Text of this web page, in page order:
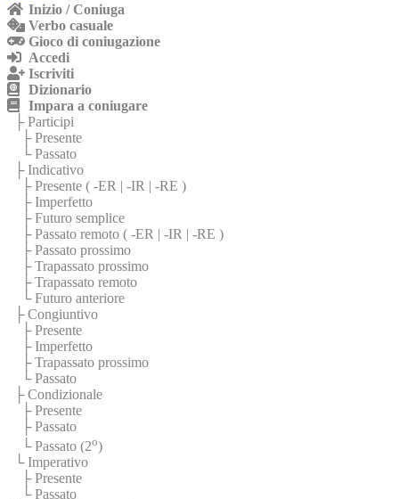
Inizio / Coniuga
Verbo casuale
Gioco di coniugazione
Accedi
Iscriviti
Dizionario
Impara a coniugare
├ Participi
├ Presente
└ Passato
├ Indicativo
├ Presente ( -ER | -IR | -RE )
├ Imperfetto
├ Futuro semplice
├ Passato remoto ( -ER | -IR | -RE )
├ Passato prossimo
├ Trapassato prossimo
├ Trapassato remoto
└ Futuro anteriore
├ Congiuntivo
├ Presente
├ Imperfetto
├ Trapassato prossimo
└ Passato
├ Condizionale
├ Presente
├ Passato
└ Passato (2o)
└ Imperativo
├ Presente
└ Passato